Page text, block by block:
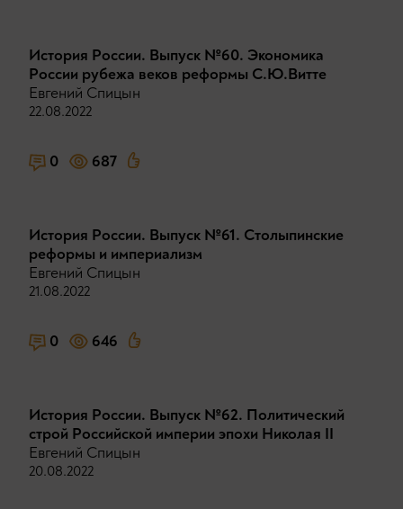
История России. Выпуск №60. Экономика
России рубежа веков реформы С.Ю.Витте
Евгений Спицын
22.08.2022
0 687
История России. Выпуск №61. Столыпинские
реформы и империализм
Евгений Спицын
21.08.2022
0 646
История России. Выпуск №62. Политический
строй Российской империи эпохи Николая II
Евгений Спицын
20.08.2022